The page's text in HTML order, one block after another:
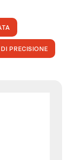
PRECISIONE